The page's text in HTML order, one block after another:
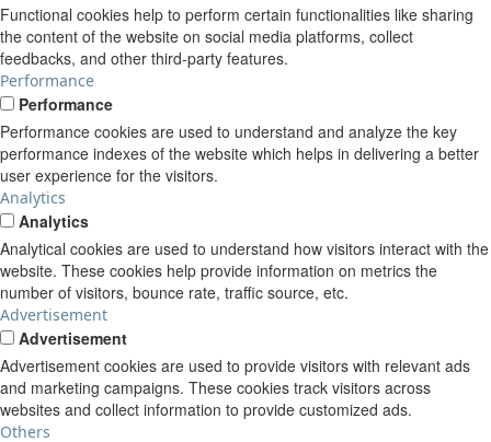
Functional cookies help to perform certain functionalities like sharing
the content of the website on social media platforms, collect
feedbacks, and other third-party features.
Performance
Performance
Performance cookies are used to understand and analyze the key
performance indexes of the website which helps in delivering a better
user experience for the visitors.
Analytics
Analytics
Analytical cookies are used to understand how visitors interact with the
website. These cookies help provide information on metrics the
number of visitors, bounce rate, traffic source, etc.
Advertisement
Advertisement
Advertisement cookies are used to provide visitors with relevant ads
and marketing campaigns. These cookies track visitors across
websites and collect information to provide customized ads.
Others